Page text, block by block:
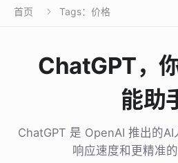
首页  Tags：价格
ChatGPT，
能助
ChatGPT 是 OpenAI 推出的
响应速度和更精准的